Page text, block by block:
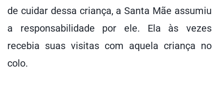
de cuidar dessa criança, a Santa Mãe assumiu
a responsabilidade por ele. Ela às vezes
recebia suas visitas com aquela criança no
colo.